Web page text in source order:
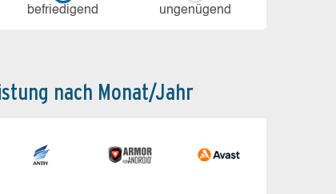
be­frie­di­gend un­ge­nü­gend
nach Monat/Jahr